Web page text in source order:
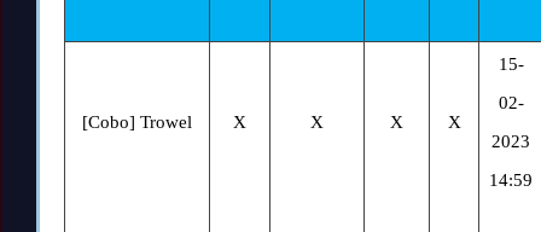
[Cobo] Trowel X X X X
15-
02-
2023
14:59